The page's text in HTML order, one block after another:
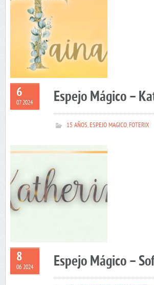
6
07 2024 Espejo Mágico –
15 AÑOS,ESPEJO MAGICO,FOTERIX
8
06 2024 Espejo Mágico –